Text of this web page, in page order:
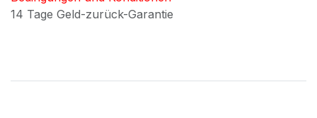
14 Tage Geld-zurück-Garantie